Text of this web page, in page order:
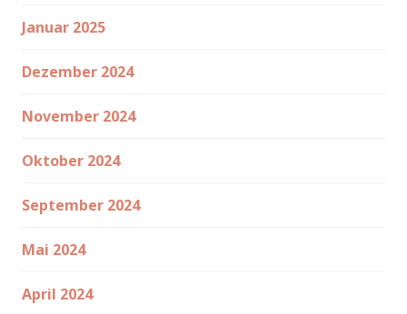
Januar 2025
Dezember 2024
November 2024
Oktober 2024
September 2024
Mai 2024
April 2024